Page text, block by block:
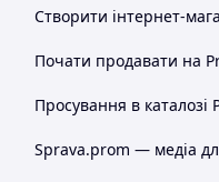
Створити інтернет-
Почати продавати на
Просування в каталозі
Sprava.prom — медіа